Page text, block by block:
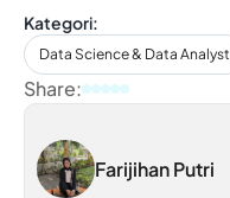
Kategori:
Data Science & Data Analyst
Share:
Farijihan Putri